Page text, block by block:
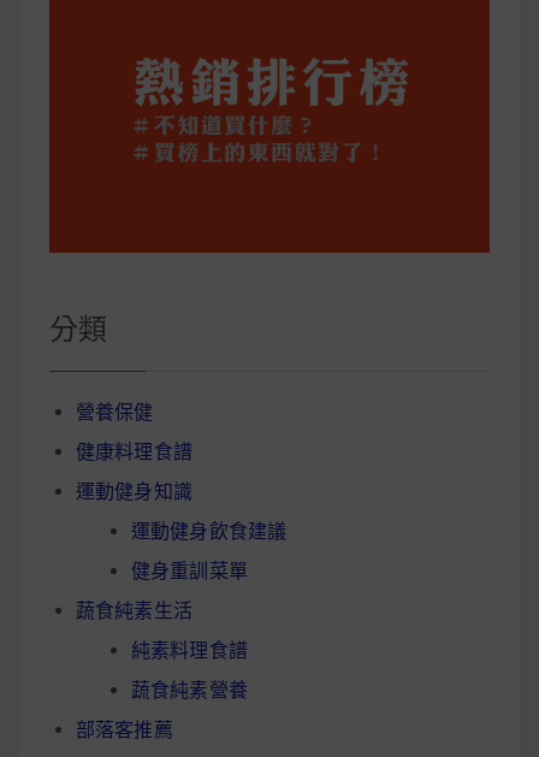
分類
營養保健
健康料理食譜
運動健身知識
運動健身飲食建議
健身重訓菜單
蔬食純素生活
純素料理食譜
蔬食純素營養
部落客推薦